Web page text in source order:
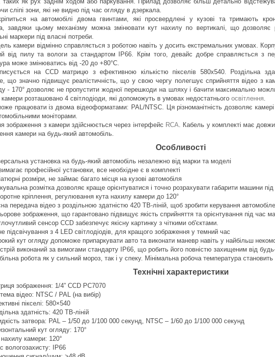
сліпі зони, які не видно під час огляду в дзеркала.
на автомобілі двома гвинтами, які просвердлені у кузові та тримають
завдяки цьому механізму можна змінювати кут нахилу по вертикалі, що дозволяє
маркери під власні потреби.
камери відмінно справляється з роботою навіть у досить екстремальних умовах.
від пилу та вологи за стандартом IP66. Крім того, девайс добре справляється з
може змінюватись від -20 до +80°С.
на CCD матрицю з ефективною кількістю пікселів 580х540. Роздільна
що значно підвищує реалістичність, що у свою чергу полегшує сприйняття відео з
- 170° дозволяє не пропустити жодної перешкоди на шляху і бачити максимально
камери розташовано 4 світлодіоди, які допоможуть в умовах недостатнього освітлення
працювати із двома відеоформатами: PAL/NTSC. Ця різноманітність дозволяє
моніторами.
зображення з камери здійснюється через інтерфейс RCA . Кабель у комплекті має
камери на будь-який автомобіль.
Особливості
установка на будь-який автомобіль незалежно від марки та моделі
професійної установки, все необхідне є в комплекті
розміри, не займає багато місця на кузові автомобіля
розмітка дозволяє краще орієнтуватися і точно розрахувати габарити машини під
кріплення, регулювання кута нахилу камери до 120°
передача відео з роздільною здатністю 420 ТВ-ліній, щоб зробити керування
зображення, що гарантовано підвищує якість сприйняття та орієнтування під час
сенсор CCD забезпечує якісну картинку з чіткими об'єктами.
підсвічування з 4 LED світлодіодів, для кращого зображення у темний час
кут огляду допоможе припаркувати авто та виконати маневр навіть у найбільш
виконаний за вимогами стандарту IP66, що робить його повністю захищеним від
робота як у сильний мороз, так і у спеку. Мінімальна робоча температура
Технічні характеристики
зображення: 1/4” CCD PC7070
відео: NTSC / PAL (на вибір)
пікселі: 580×540
здатність: 420 ТВ-ліній
затвора: PAL – 1/50 до 1/100 000 секунд, NTSC – 1/60 до 1/100 000 секунд
кут огляду: 170°
нахилу камери: 120°
вологозахисту: IP66